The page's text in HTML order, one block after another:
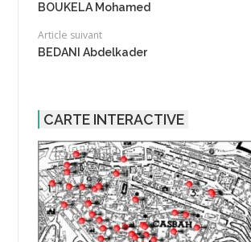
BOUKELA Mohamed
Article suivant
BEDANI Abdelkader
CARTE INTERACTIVE